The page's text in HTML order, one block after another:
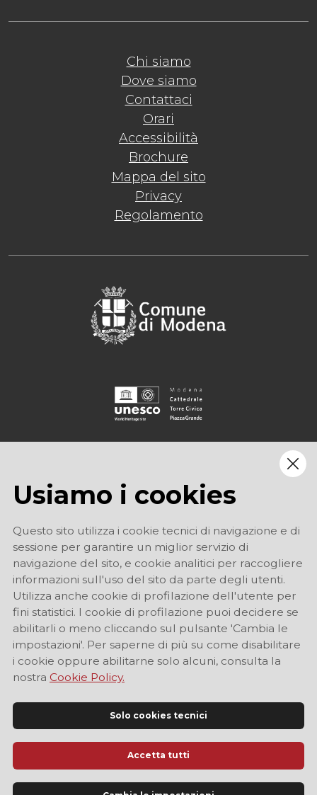
Chi siamo
Dove siamo
Contattaci
Orari
Accessibilità
Brochure
Mappa del sito
Privacy
Regolamento
Sito Ufficiale di Informazione Turistica di Modena
Usiamo i cookies
Questo sito utilizza i cookie tecnici di navigazione e di
sessione per garantire un miglior servizio di
navigazione del sito, e cookie analitici per raccogliere
informazioni sull'uso del sito da parte degli utenti.
Utilizza anche cookie di profilazione dell'utente per
fini statistici. I cookie di profilazione puoi decidere se
abilitarli o meno cliccando sul pulsante 'Cambia le
impostazioni'. Per saperne di più su come disabilitare
i cookie oppure abilitarne solo alcuni, consulta la
nostra Cookie Policy.
Solo cookies tecnici
Accetta tutti